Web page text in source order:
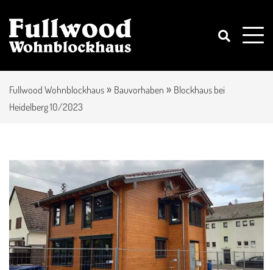
Fullwood Wohnblockhaus » Bauvorhaben » Blockhaus bei
Heidelberg 10/2023